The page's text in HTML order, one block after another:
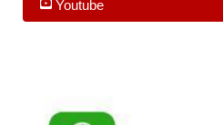
Youtube